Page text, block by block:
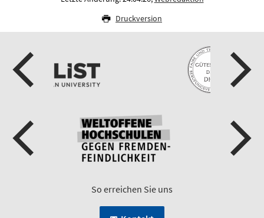
Druckversion
So erreichen Sie uns